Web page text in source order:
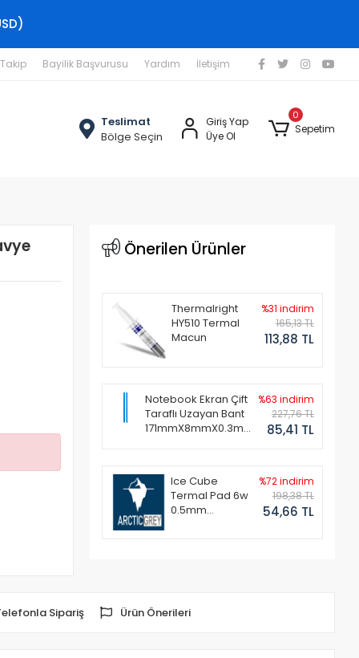
Bayilik Başvurusu Yardım İletişim
Teslimat
Bölge Seçin
Giriş Yap
Üye Ol
0
Sepetim
Önerilen Ürünler
Thermalright
HY510 Termal
Macun
%31 indirim
165,13 TL
113,88 TL
Notebook Ekran Çift
Taraflı Uzayan Bant
171mmX8mmX0.3mm
%63 indirim
227,76 TL
85,41 TL
Ice Cube
Termal Pad 6w
0.5mm
%72 indirim
198,38 TL
54,66 TL
Sipariş Ürün Önerileri